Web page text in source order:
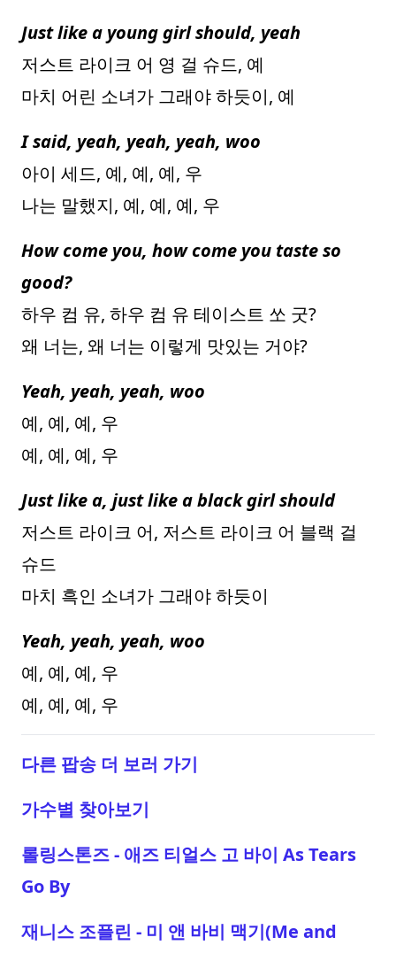
Just like a young girl should, yeah
저스트 라이크 어 영 걸 슈드, 예
마치 어린 소녀가 그래야 하듯이, 예
I said, yeah, yeah, yeah, woo
아이 세드, 예, 예, 예, 우
나는 말했지, 예, 예, 예, 우
How come you, how come you taste so
good?
하우 컴 유, 하우 컴 유 테이스트 쏘 굿?
왜 너는, 왜 너는 이렇게 맛있는 거야?
Yeah, yeah, yeah, woo
예, 예, 예, 우
예, 예, 예, 우
Just like a, just like a black girl should
저스트 라이크 어, 저스트 라이크 어 블랙 걸
슈드
마치 흑인 소녀가 그래야 하듯이
Yeah, yeah, yeah, woo
예, 예, 예, 우
예, 예, 예, 우
다른 팝송 더 보러 가기
가수별 찾아보기
롤링스톤즈 - 애즈 티얼스 고 바이 As Tears
Go By
재니스 조플린 - 미 앤 바비 맥기(Me and